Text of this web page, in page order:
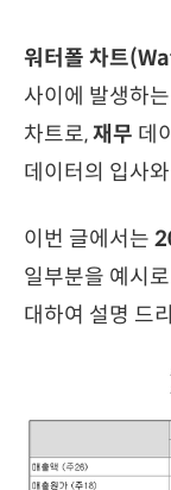
워터폴 차트
사이에 발생하
차트로,재무 데
데이터의 입사
이번 글에서는
일부분을 예시
대하여 설명 드